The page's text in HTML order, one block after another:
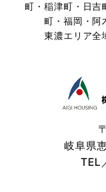
町・稲津町・日吉
町・ 福岡・阿
東濃エリア全
岐阜県
TEL